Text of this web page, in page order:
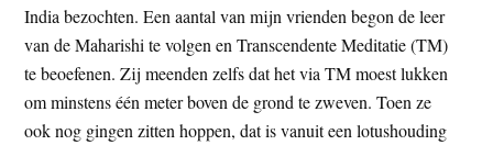
India bezochten. Een aantal van mijn vrienden begon de leer
van de Maharishi te volgen en Transcendente Meditatie (TM)
te beoefenen. Zij meenden zelfs dat het via TM moest lukken
om minstens één meter boven de grond te zweven. Toen ze
ook nog gingen zitten hoppen, dat is vanuit een lotushouding